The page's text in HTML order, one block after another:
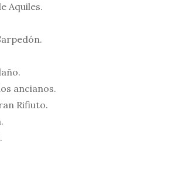
Aquiles.
ancianos.
Rifiuto.